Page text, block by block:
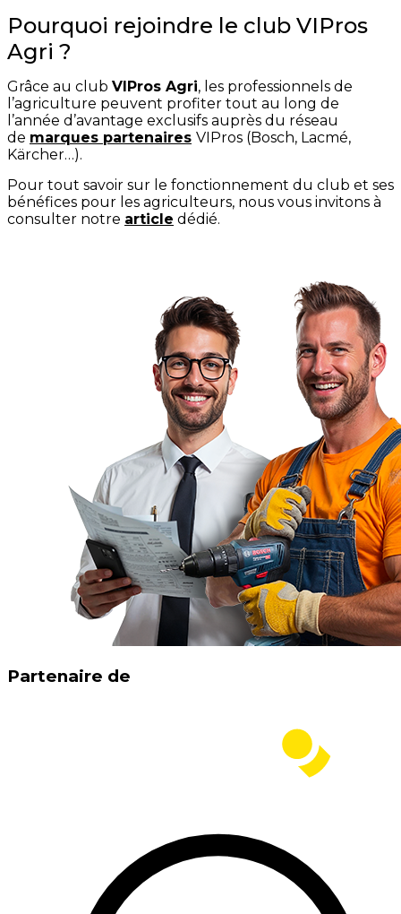
Pourquoi rejoindre le club VIPros
Agri ?
Grâce au club VIPros Agri, les professionnels de
l’agriculture peuvent profiter tout au long de
l’année d’avantage exclusifs auprès du réseau
de marques partenaires VIPros (Bosch, Lacmé,
Kärcher…).
Pour tout savoir sur le fonctionnement du club et ses
bénéfices pour les agriculteurs, nous vous invitons à
consulter notre article dédié.
Partenaire de